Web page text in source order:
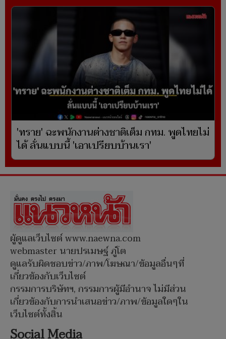
'ทราย' ฉะพนักงานต่างชาติเต็ม กทม. พูดไทยไม่
ได้ ลั่นแบบนี้ 'เอาเปรียบบ้านเรา'
ผู้ดูแลเว็บไซต์ www.naewna.com
webmaster นายปรเมษฐ์ ภู่โต
ดูแลรับผิดชอบข่าว/ภาพ/โฆษณา/ข้อมูลอื่นๆที่
เกี่ยวข้องกับเว็บไซต์
กรรมการบริษัทฯ, กรรมการผู้มีอำนาจ ไม่มีส่วน
เกี่ยวข้องกับการนำเสนอข่าว/ภาพ/ข้อมูลใดๆใน
เว็บไซต์ทั้งสิ้น